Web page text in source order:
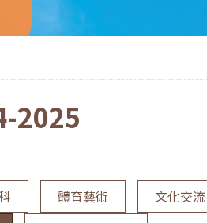
2025
體育藝術 文化交流